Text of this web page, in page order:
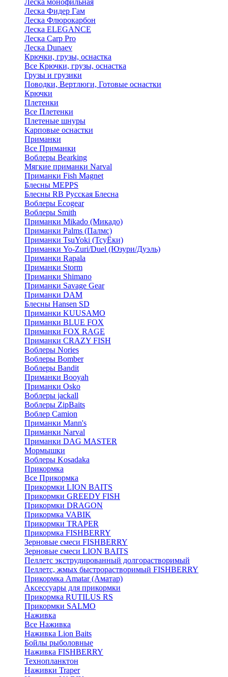
Леска монофильная
Леска Фидер Гам
Леска Флюрокарбон
Леска ELEGANCE
Леска Carp Pro
Леска Dunaev
Крючки, грузы, оснастка
Все Крючки, грузы, оснастка
Грузы и грузики
Поводки, Вертлюги, Готовые оснастки
Крючки
Плетенки
Все Плетенки
Плетеные шнуры
Карповые оснастки
Приманки
Все Приманки
Воблеры Bearking
Мягкие приманки Narval
Приманки Fish Magnet
Блесны MEPPS
Блесны RB Русская Блесна
Воблеры Ecogear
Воблеры Smith
Приманки Mikado (Микадо)
Приманки Palms (Палмс)
Приманки TsuYoki (ТсуЁки)
Приманки Yo-Zuri/Duel (Юзури/Дуэль)
Приманки Rapala
Приманки Storm
Приманки Shimano
Приманки Savage Gear
Приманки DAM
Блесны Hansen SD
Приманки KUUSAMO
Приманки BLUE FOX
Приманки FOX RAGE
Приманки CRAZY FISH
Воблеры Nories
Воблеры Bomber
Воблеры Bandit
Приманки Booyah
Приманки Osko
Воблеры jackall
Воблеры ZipBaits
Воблер Camion
Приманки Mann's
Приманки Narval
Приманки DAG MASTER
Мормышки
Воблеры Kosadaka
Прикормка
Все Прикормка
Прикормки LION BAITS
Прикормки GREEDY FISH
Прикормки DRAGON
Прикормка VABIK
Прикормки TRAPER
Прикормка FISHBERRY
Зерновые смеси FISHBERRY
Зерновые смеси LION BAITS
Пеллетс экструдированный долгорастворимый
Пеллетс, жмых быстрорастворимый FISHBERRY
Прикормка Amatar (Аматар)
Аксессуары для прикормки
Прикормка RUTILUS RS
Прикормки SALMO
Наживка
Все Наживка
Наживка Lion Baits
Бойлы рыболовные
Наживка FISHBERRY
Технопланктон
Наживки Traper